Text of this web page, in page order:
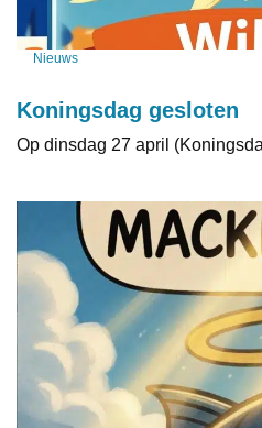
Nieuws
Koningsdag gesloten
Op dinsdag 27 april